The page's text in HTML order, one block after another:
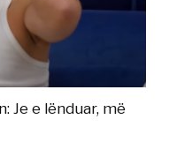
Je e lënduar, më